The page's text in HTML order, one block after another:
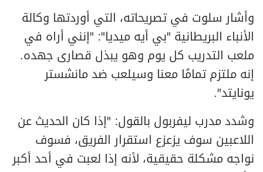
وأشار سلوت في تصريحاته، التي أوردتها وكالة
الأنباء البريطانية "بي أيه ميديا": "إنني أراه في
ملعب التدريب كل يوم وهو يبذل قصارى جهده.
إنه ملتزم تمامًا معنا وسيلعب ضد مانشستر
يونايتد".
وشدد مدرب ليفربول بالقول: "إذا كان الحديث عن
اللاعبين سوف يزعزع استقرار الفريق، فسوف
نواجه مشكلة حقيقية، لأنه إذا لعبت في أحد أكبر